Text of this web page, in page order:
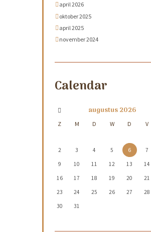
april 2026
oktober 2025
april 2025
november 2024
Calendar
augustus2026
Z M D W D V
2
3 4 5 6 7
9
10 11 12 13 14
16
17 18 19 20 21
23
24 25 26 27 28
30
31